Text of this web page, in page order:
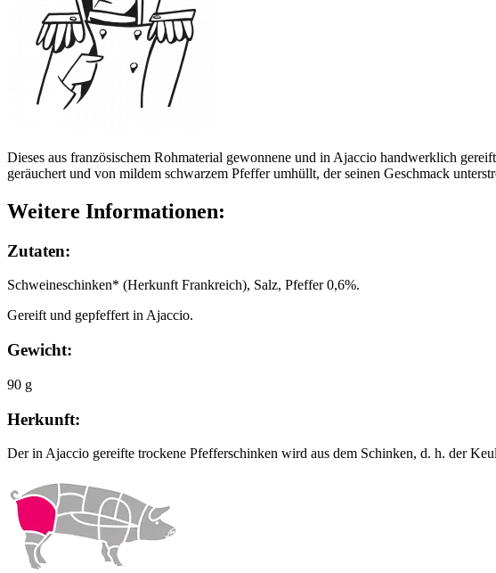
Dieses aus französischem Rohmaterial gewonnene und in Ajaccio handwerklich
geräuchert und von mildem schwarzem Pfeffer umhüllt, der seinen Geschmack
Weitere Informationen:
Zutaten:
Schweineschinken* (Herkunft Frankreich), Salz, Pfeffer 0,6%.
Gereift und gepfeffert in Ajaccio.
Gewicht:
90 g
Herkunft:
Der in Ajaccio gereifte trockene Pfefferschinken wird aus dem Schinken, d. h. der